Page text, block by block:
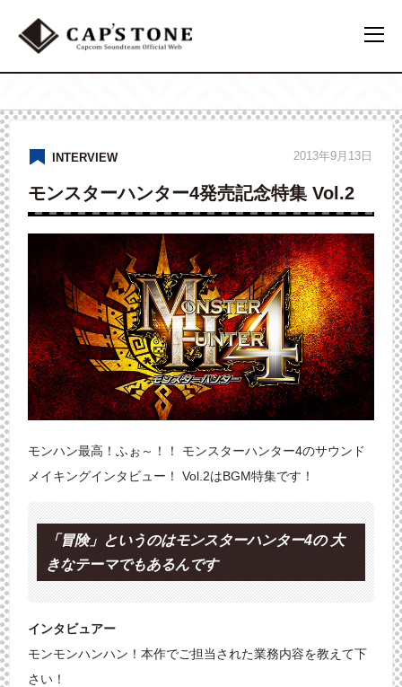
INTERVIEW 2013年9月13日
モンスターハンター4発売記念特集 Vol.2
モンハン最高！ふぉ～！！ モンスターハンター4のサウンド
メイキングインタビュー！ Vol.2はBGM特集です！
「冒険」というのはモンスターハンター4の 大
きなテーマでもあるんです
インタビュアー
モンモンハンハン！本作でご担当された業務内容を教えて下
さい！